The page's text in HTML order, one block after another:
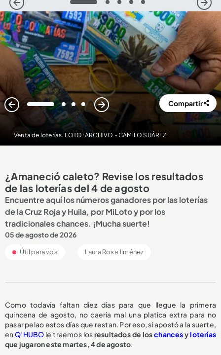
1 2 3 4 5
Venta de loterías. FOTO: ARCHIVO - CAMILO SUÁREZ
1 2 3 4 Compartir
¿Amaneció caleto? Revise los resultados
de las loterías del 4 de agosto
Encuentre aquí los números ganadores por las loterías
de la Cruz Roja y Huila, por MiLoto y por los
tradicionales chances. ¡Mucha suerte!
05 de agosto de 2026
Útil para vos Laura Rosa Jiménez
Como todavía faltan diez días para que llegue la primera
quincena de agosto, no caería mal una platica extra para no
pasar pelao estos días que restan. Por eso, si apostó a la suerte,
enQ’HUBO le traemos losresultados de loschancesyloterías
que jugaron este martes, 4 de agosto